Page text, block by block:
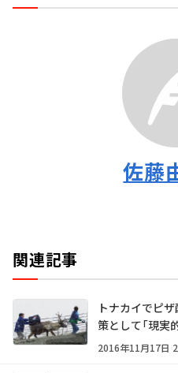
佐藤
関連記事
トナカイでピ
策として「現実的
2016年11月17日